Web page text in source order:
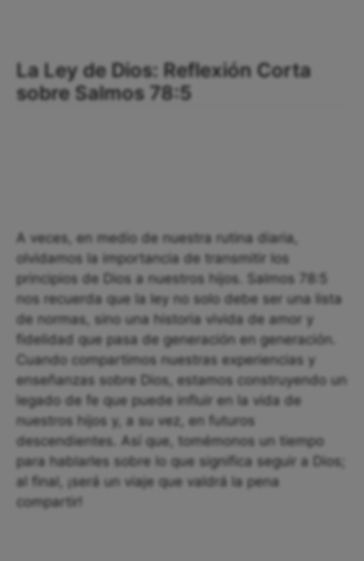
La Ley de Dios: Reflexión Corta
sobre Salmos 78:5
A veces, en medio de nuestra rutina diaria,
olvidamos la importancia de transmitir los
principios de Dios a nuestros hijos. Salmos 78:5
nos recuerda que la ley no solo debe ser una lista
de normas, sino una historia vivida de amor y
fidelidad que pasa de generación en generación.
Cuando compartimos nuestras experiencias y
enseñanzas sobre Dios, estamos construyendo un
legado de fe que puede influir en la vida de
nuestros hijos y, a su vez, en futuros
descendientes. Así que, tomémonos un tiempo
para hablarles sobre lo que significa seguir a Dios;
al final, ¡será un viaje que valdrá la pena
compartir!